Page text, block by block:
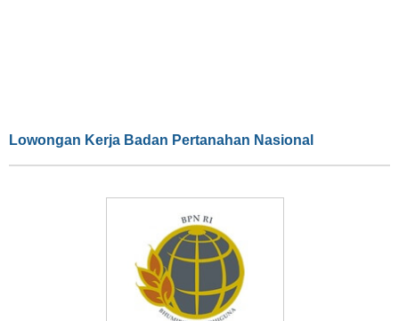
Lowongan Kerja Badan Pertanahan Nasional